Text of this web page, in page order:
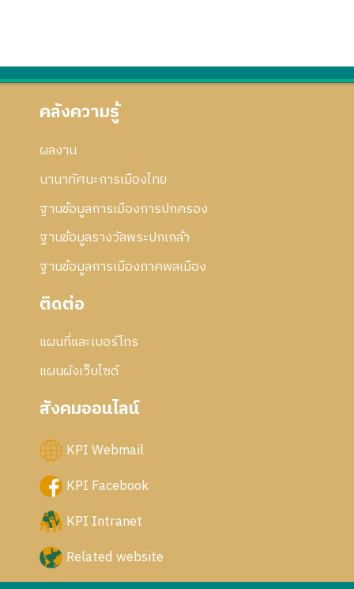
คลังความรู้
ผลงาน
นานาทัศนะการเมืองไทย
ฐานข้อมูลการเมืองการปกครอง
ฐานข้อมูลรางวัลพระปกเกล้า
ฐานข้อมูลการเมืองภาคพลเมือง
ติดต่อ
แผนที่และเบอร์โทร
แผนผังเว็บไซด์
สังคมออนไลน์
KPI Webmail
KPI Facebook
KPI Intranet
Related website